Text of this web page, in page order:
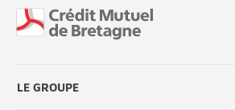
LE GROUPE
Fin de page